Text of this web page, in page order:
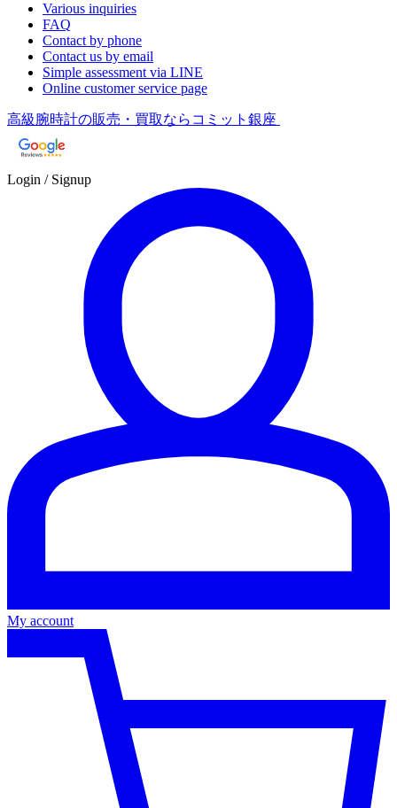
Various inquiries
FAQ
Contact by phone
Contact us by email
Simple assessment via LINE
Online customer service page
高級腕時計の販売・買取ならコミット銀座
Login / Signup
My account